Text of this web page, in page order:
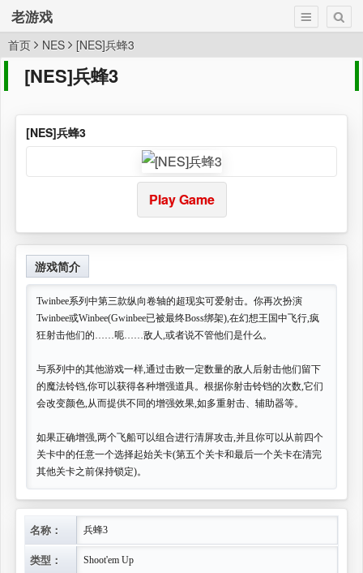
老游戏
首页 NES [NES]兵蜂3
[NES]兵蜂3
[NES]兵蜂3
Play Game
游戏简介
Twinbee系列中第三款纵向卷轴的超现实可爱射击。你再次扮演
Twinbee或Winbee(Gwinbee已被最终Boss绑架),在幻想王国中飞行,疯
狂射击他们的……呃……敌人,或者说不管他们是什么。
与系列中的其他游戏一样,通过击败一定数量的敌人后射击他们留下
的魔法铃铛,你可以获得各种增强道具。根据你射击铃铛的次数,它们
会改变颜色,从而提供不同的增强效果,如多重射击、辅助器等。
如果正确增强,两个飞船可以组合进行清屏攻击,并且你可以从前四个
关卡中的任意一个选择起始关卡(第五个关卡和最后一个关卡在清完
其他关卡之前保持锁定)。
名称： 兵蜂3
类型： Shoot'em Up